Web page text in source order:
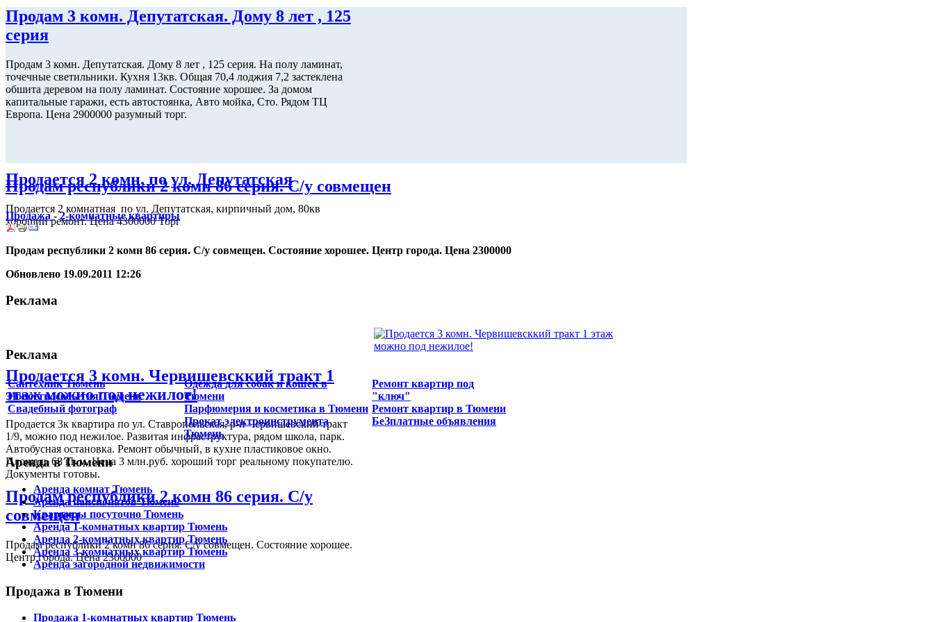
Продам 3 комн. Депутатская. Дому 8 лет , 125
серия
Продам 3 комн. Депутатская. Дому 8 лет , 125 серия. На полу ламинат,
точечные светильники. Кухня 13кв. Общая 70,4 лоджия 7,2 застеклена
обшита деревом на полу ламинат. Состояние хорошее. За домом
капитальные гаражи, есть автостоянка, Авто мойка, Сто. Рядом ТЦ
Европа. Цена 2900000 разумный торг.
Продается 2 комн. по ул. Депутатская
Продается 2 комнатная по ул. Депутатская, кирпичный дом, 80кв
хороший ремонт. Цена 4300000 Торг
Продается 3 комн. Червишевсккий тракт 1
этаж можно под нежилое!
Продается 3к квартира по ул. Ставропольская, р-н Червишевский тракт
1/9, можно под нежилое. Развитая инфраструктура, рядом школа, парк.
Автобусная остановка. Ремонт обычный, в кухне пластиковое окно.
Площадь 68 кв м. Цена 3 млн.руб. хороший торг реальному покупателю.
Документы готовы.
Продам республики 2 комн 86 серия. С/у
совмещен
Продам республики 2 комн 86 серия. С/у совмещен. Состояние хорошее.
Центр города. Цена 2300000
Продам республики 2 комн 86 серия. С/у совмещен
Продажа-2-комнатные квартиры
Продам республики 2 комн 86 серия. С/у совмещен. Состояние хорошее. Центр города. Цена 2300000
Обновлено 19.09.2011 12:26
Реклама
Реклама
Сантехник Тюмень
Новости, события Тюмень
Свадебный фотограф
Одежда для собак и кошек в
Тюмени
Парфюмерия и косметика в Тюмени
Прокат электроинструмента
Тюмень
Ремонт квартир под
"ключ"
Ремонт квартир в Тюмени
БеЗплатные объявления
Аренда в Тюмени
Аренда комнат Тюмень
Аренда пансионатов Тюмень
Квартиры посуточно Тюмень
Аренда 1-комнатных квартир Тюмень
Аренда 2-комнатных квартир Тюмень
Аренда 3-комнатных квартир Тюмень
Аренда загородной недвижимости
Продажа в Тюмени
Продажа 1-комнатных квартир Тюмень